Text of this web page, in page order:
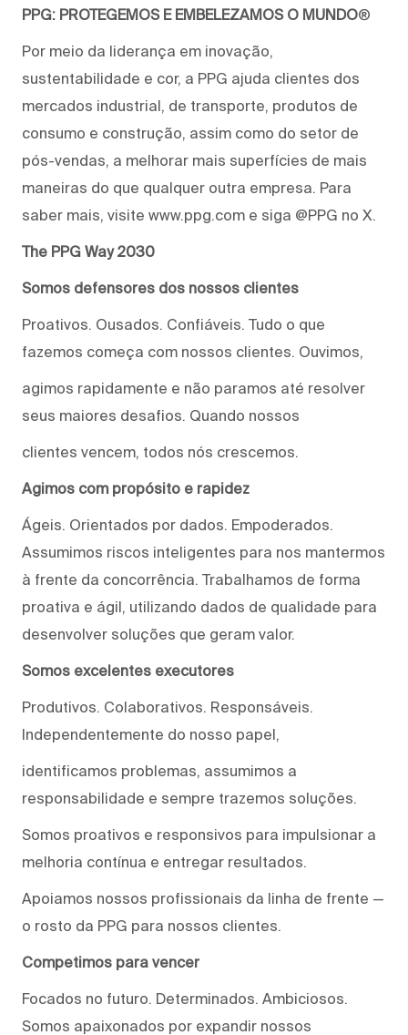
PPG: PROTEGEMOS E EMBELEZAMOS O MUNDO®
Por meio da liderança em inovação,
sustentabilidade e cor, a PPG ajuda clientes dos
mercados industrial, de transporte, produtos de
consumo e construção, assim como do setor de
pós-vendas, a melhorar mais superfícies de mais
maneiras do que qualquer outra empresa. Para
saber mais, visite www.ppg.com e siga @PPG no X.
The PPG Way 2030
Somos defensores dos nossos clientes
Proativos. Ousados. Confiáveis. Tudo o que
fazemos começa com nossos clientes. Ouvimos,
agimos rapidamente e não paramos até resolver
seus maiores desafios. Quando nossos
clientes vencem, todos nós crescemos.
Agimos com propósito e rapidez
Ágeis. Orientados por dados. Empoderados.
Assumimos riscos inteligentes para nos mantermos
à frente da concorrência. Trabalhamos de forma
proativa e ágil, utilizando dados de qualidade para
desenvolver soluções que geram valor.
Somos excelentes executores
Produtivos. Colaborativos. Responsáveis.
Independentemente do nosso papel,
identificamos problemas, assumimos a
responsabilidade e sempre trazemos soluções.
Somos proativos e responsivos para impulsionar a
melhoria contínua e entregar resultados.
Apoiamos nossos profissionais da linha de frente —
o rosto da PPG para nossos clientes.
Competimos para vencer
Focados no futuro. Determinados. Ambiciosos.
Somos apaixonados por expandir nossos